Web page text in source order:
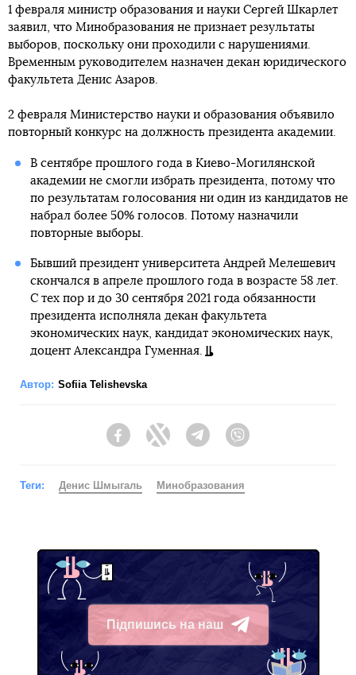
1 февраля министр образования и науки Сергей Шкарлет
заявил, что Минобразования не признает результаты
выборов, поскольку они проходили с нарушениями.
Временным руководителем назначен декан юридического
факультета Денис Азаров.
2 февраля Министерство науки и образования объявило
повторный конкурс на должность президента академии.
В сентябре прошлого года в Киево-Могилянской
академии не смогли избрать президента, потому что
по результатам голосования ни один из кандидатов не
набрал более 50% голосов. Потому назначили
повторные выборы.
Бывший президент университета Андрей Мелешевич
скончался в апреле прошлого года в возрасте 58 лет.
С тех пор и до 30 сентября 2021 года обязанности
президента исполняла декан факультета
экономических наук, кандидат экономических наук,
доцент Александра Гуменная.
Автор: Sofiia Telishevska
FacebookTwitter Telegram
Теги: Денис Шмыгаль Минобразования
Підпишись на наш
Telegram